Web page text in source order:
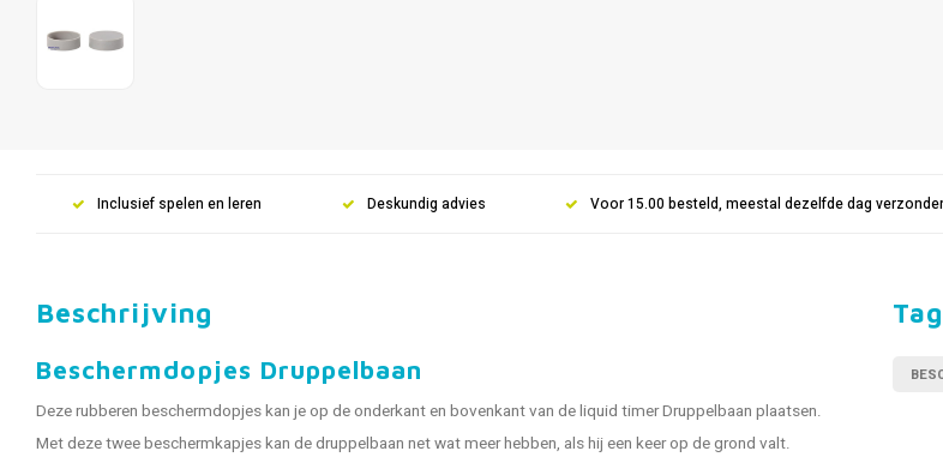
Inclusief spelen en leren Deskundig advies Voor 15.00 besteld, meestal dezelfde dag
Beschrijving
Beschermdopjes Druppelbaan
Deze rubberen beschermdopjes kan je op de onderkant en bovenkant van de liquid timer Druppelbaan plaatsen.
Met deze twee beschermkapjes kan de druppelbaan net wat meer hebben, als hij een keer op de grond valt.